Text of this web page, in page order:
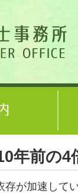
年前の
が加速し